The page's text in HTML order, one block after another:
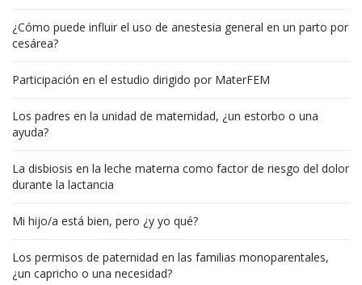
¿Cómo puede influir el uso de anestesia general en un parto por
cesárea?
Participación en el estudio dirigido por MaterFEM
Los padres en la unidad de maternidad, ¿un estorbo o una
ayuda?
La disbiosis en la leche materna como factor de riesgo del dolor
durante la lactancia
Mi hijo/a está bien, pero ¿y yo qué?
Los permisos de paternidad en las familias monoparentales,
¿un capricho o una necesidad?